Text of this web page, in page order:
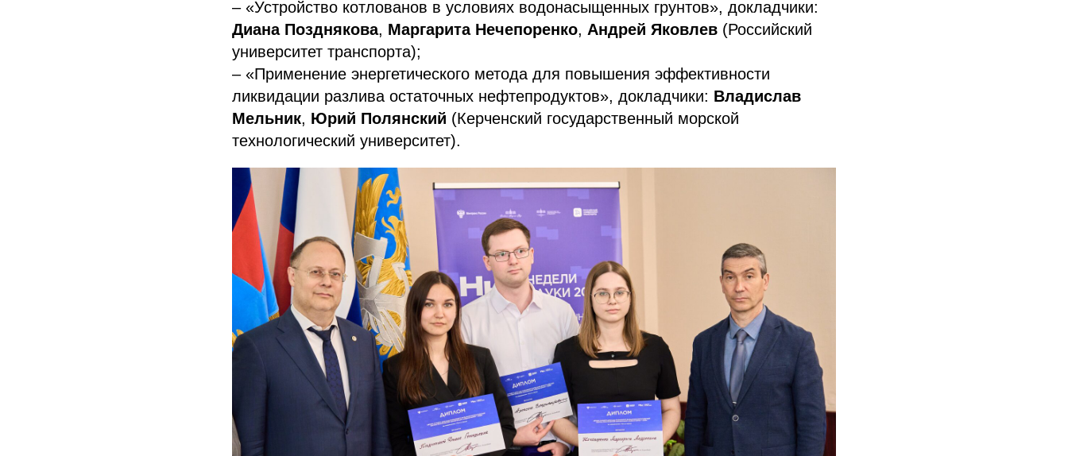
– «Устройство котлованов в условиях водонасыщенных грунтов», докладчики:
Диана Позднякова, Маргарита Нечепоренко, Андрей Яковлев (Российский
университет транспорта);
– «Применение энергетического метода для повышения эффективности
ликвидации разлива остаточных нефтепродуктов», докладчики: Владислав
Мельник, Юрий Полянский (Керченский государственный морской
технологический университет).